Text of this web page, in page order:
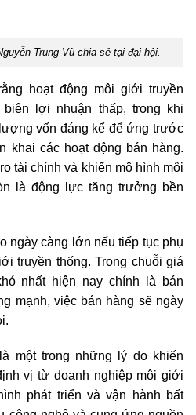
Trung Vũ chia sẻ tại đại hội.
hoạt động môi giới truyền
lợi nhuận thấp, trong khi
vốn đáng kể để ứng trước
khai các hoạt động bán hàng.
tài chính và khiến mô hình môi
là động lực tăng trưởng bền
ngày càng lớn nếu tiếp tục phụ
truyền thống. Trong chuỗi giá
nhất hiện nay chính là bán
mạnh, việc bán hàng sẽ ngày
một trong những lý do khiến
vị từ doanh nghiệp môi giới
phát triển và vận hành bất